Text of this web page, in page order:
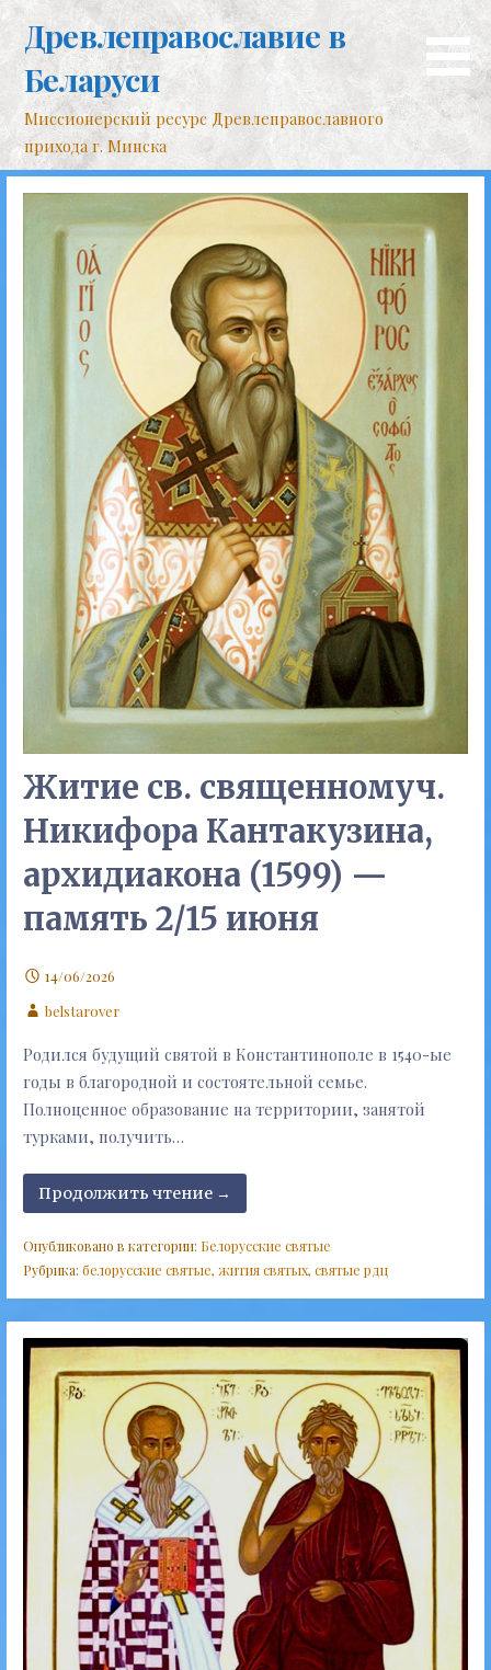
контенту
Древлеправославие в
Беларуси
Миссионерский ресурс Древлеправославного
прихода г. Минска
Житие св. священномуч.
Никифора Кантакузина,
архидиакона (1599) —
память 2/15 июня
14/06/2026
belstarover
Родился будущий святой в Константинополе в 1540-ые
годы в благородной и состоятельной семье.
Полноценное образование на территории, занятой
турками, получить…
Продолжить чтение →
Опубликовано в категории: Белорусские святые
Рубрика: белорусские святые, жития святых, святые рдц